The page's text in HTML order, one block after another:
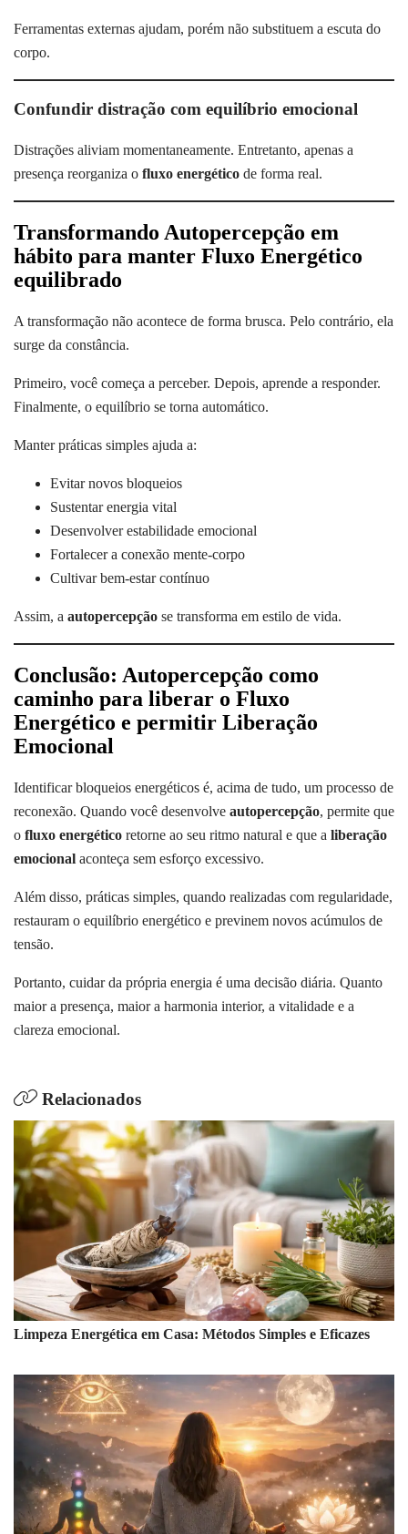
Ferramentas externas ajudam, porém não substituem a escuta do
corpo.
Confundir distração com equilíbrio emocional
Distrações aliviam momentaneamente. Entretanto, apenas a
presença reorganiza o fluxo energético de forma real.
Transformando Autopercepção em
hábito para manter Fluxo Energético
equilibrado
A transformação não acontece de forma brusca. Pelo contrário, ela
surge da constância.
Primeiro, você começa a perceber. Depois, aprende a responder.
Finalmente, o equilíbrio se torna automático.
Manter práticas simples ajuda a:
Evitar novos bloqueios
Sustentar energia vital
Desenvolver estabilidade emocional
Fortalecer a conexão mente-corpo
Cultivar bem-estar contínuo
Assim, a autopercepção se transforma em estilo de vida.
Conclusão: Autopercepção como
caminho para liberar o Fluxo
Energético e permitir Liberação
Emocional
Identificar bloqueios energéticos é, acima de tudo, um processo de
reconexão. Quando você desenvolve autopercepção, permite que
o fluxo energético retorne ao seu ritmo natural e que a liberação
emocional aconteça sem esforço excessivo.
Além disso, práticas simples, quando realizadas com regularidade,
restauram o equilíbrio energético e previnem novos acúmulos de
tensão.
Portanto, cuidar da própria energia é uma decisão diária. Quanto
maior a presença, maior a harmonia interior, a vitalidade e a
clareza emocional.
Relacionados
Limpeza Energética em Casa: Métodos Simples e Eficazes